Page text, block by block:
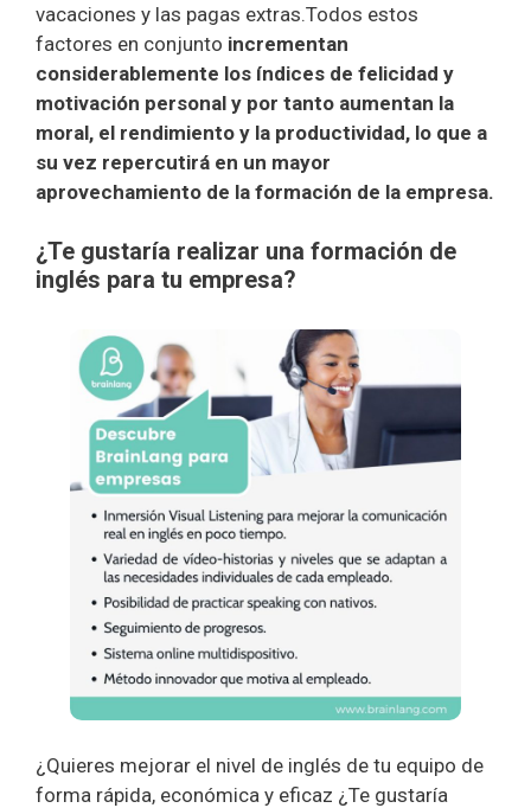
vacaciones y las pagas extras.Todos estos
factores en conjunto incrementan
considerablemente los índices de felicidad y
motivación personal y por tanto aumentan la
moral, el rendimiento y la productividad, lo que a
su vez repercutirá en un mayor
aprovechamiento de la formación de la empresa.
¿Te gustaría realizar una formación de
inglés para tu empresa?
¿Quieres mejorar el nivel de inglés de tu equipo de
forma rápida, económica y eficaz ¿Te gustaría